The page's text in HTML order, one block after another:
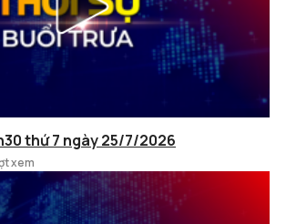
thứ 7 ngày 25/7/2026
xem